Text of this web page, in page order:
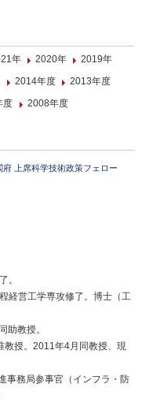
年 2020年
2019年
2014年度
2013年度
度 2008年度
上席科学技術政策フェロー
。
経営工学専攻修了。博士（工
助教授。
教授。2011年4月同教授、現
事務局参事官（インフラ・防